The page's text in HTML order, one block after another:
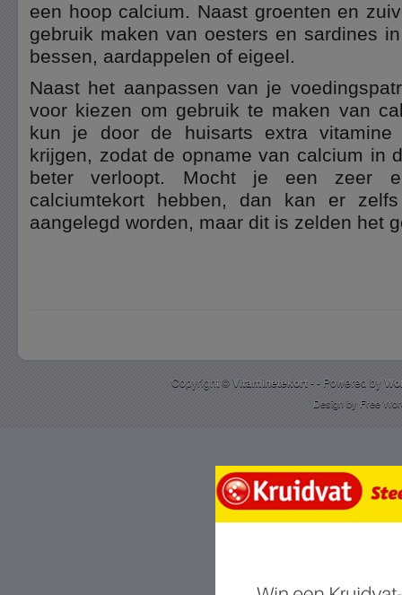
een hoop calcium. Naast groenten en
gebruik maken van oesters en sardines
bessen, aardappelen of eigeel.
Naast het aanpassen van je
voor kiezen om gebruik te maken van
kun je door de huisarts extra vitamine
krijgen, zodat de opname van calcium in
beter verloopt. Mocht je een zeer
calciumtekort hebben, dan kan er
aangelegd worden, maar dit is zelden het
Copyright ©Vitaminetekort- - Powered by
Design by Free